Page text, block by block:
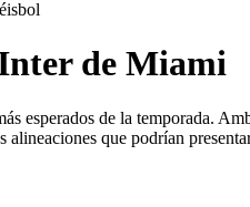
de Miami
de la temporada.
que podrían